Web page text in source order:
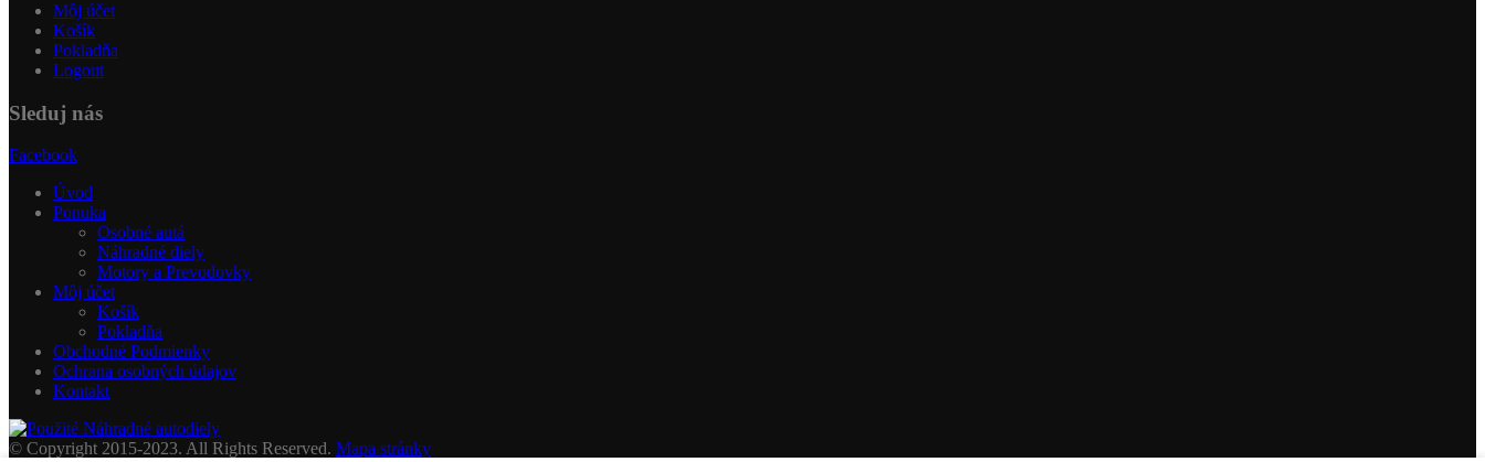
Môj účet
Košík
Pokladňa
Logout
Sleduj nás
Facebook
Úvod
Ponuka
Osobné autá
Náhradné diely
Motory a Prevodovky
Môj účet
Košík
Pokladňa
Obchodné Podmienky
Ochrana osobných údajov
Kontakt
© Copyright 2015-2023. All Rights Reserved. Mapa stránky